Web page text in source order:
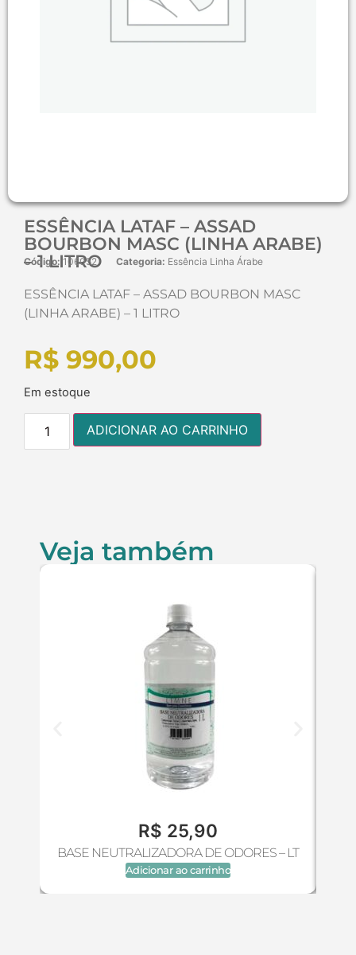
ESSÊNCIA LATAF – ASSAD
BOURBON MASC (LINHA ARABE)
– 1 LITRO
Código: 106052 Categoria: Essência Linha Árabe
ESSÊNCIA LATAF – ASSAD BOURBON MASC
(LINHA ARABE) – 1 LITRO
R$ 990,00
Em estoque
ADICIONAR AO CARRINHO
Veja também
R$ 25,90
BASE NEUTRALIZADORA DE ODORES – LT
Adicionar ao carrinho